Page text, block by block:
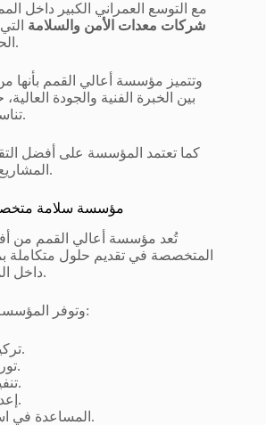
مع التوسع العمراني الكبير داخل
شركات معدات الأمن والسلامة
الحديثة للمشاريع المختلفة.
وتتميز مؤسسة أعالي القمم بأنها
بين الخبرة الفنية والجودة
تناسب جميع أنواع المنشآت.
كما تعتمد المؤسسة على أفضل
المشاريع بأنظمة الحماية الحديثة.
مؤسسة سلامة
تُعد مؤسسة أعالي القمم من
المتخصصة في تقديم حلول متكاملة
داخل المملكة العربية السعودية.
وتوفر المؤسسة خدمات متعددة تشمل:
تركيب أنظمة الحريق.
توريد أجهزة السلامة.
تنفيذ الصيانة الدورية.
إعداد تقارير السلامة.
المساعدة في استخراج الشهادات.